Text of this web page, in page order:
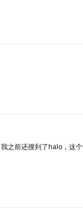
之前还搜到了halo，这